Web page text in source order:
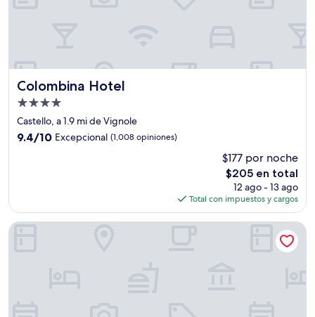
Colombina Hotel
Colombina Hotel
Propiedad
de
4.0
estrellas
Castello, a 1.9 mi de Vignole
9.4
9.4/10 Excepcional (1,008 opiniones)
$177 por noche
El
precio
actual
es
de
$205 en total
12 ago - 13 ago
Total con impuestos y cargos
Rosa Salva Hotel